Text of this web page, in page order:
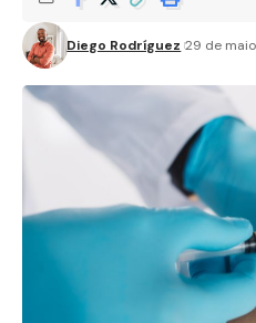
Diego Rodríguez 29 de